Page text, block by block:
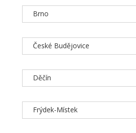
Brno
České Budějovice
Děčín
Frýdek-Místek